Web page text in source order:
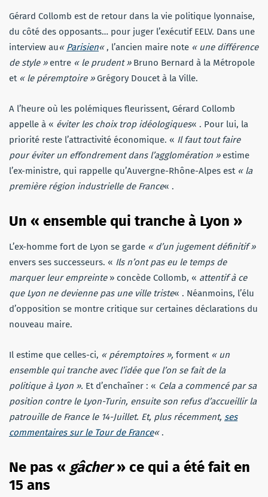
Gérard Collomb est de retour dans la vie politique lyonnaise,
du côté des opposants… pour juger l’exécutif EELV. Dans une
interview au« Parisien« , l’ancien maire note « une différence
de style » entre « le prudent » Bruno Bernard à la Métropole
et « le péremptoire »Grégory Doucet à la Ville.
A l’heure où les polémiques fleurissent, Gérard Collomb
appelle à « éviter les choix trop idéologiques« . Pour lui, la
priorité reste l’attractivité économique. « Il faut tout faire
pour éviter un effondrement dans l’agglomération » estime
l’ex-ministre, qui rappelle qu’Auvergne-Rhône-Alpes est « la
première région industrielle de France« .
Un « ensemble qui tranche à Lyon »
L’ex-homme fort de Lyon se garde « d’un jugement définitif »
envers ses successeurs. « Ils n’ont pas eu le temps de
marquer leur empreinte» concède Collomb, « attentif à ce
que Lyon ne devienne pas une ville triste« . Néanmoins, l’élu
d’opposition se montre critique sur certaines déclarations du
nouveau maire.
Il estime que celles-ci, « péremptoires », forment « un
ensemble qui tranche avec l’idée que l’on se fait de la
politique à Lyon ». Et d’enchaîner : « Cela a commencé par sa
position contre le Lyon-Turin, ensuite son refus d’accueillir la
patrouille de France le 14-Juillet. Et, plus récemment, ses
commentaires sur le Tour de France«.
Ne pas « gâcher» ce qui a été fait en
15 ans